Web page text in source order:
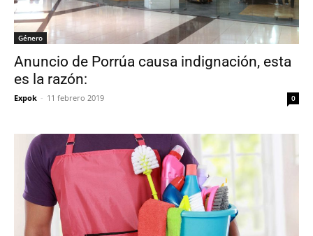
Género
Anuncio de Porrúa causa indignación, esta
es la razón:
Expok - 11 febrero 2019 0